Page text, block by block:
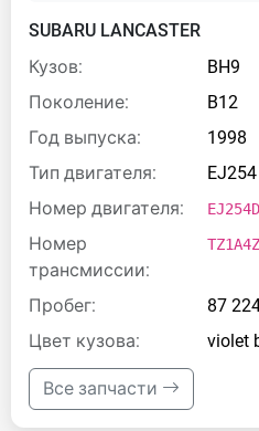
SUBARU LANCASTER
Кузов:
BH9
Поколение:
B12
Год выпуска:
1998
Тип двигателя:
EJ254
Номер двигателя:
Номер
трансмиссии:
Пробег:
87
Цвет кузова:
violet
Все запчасти